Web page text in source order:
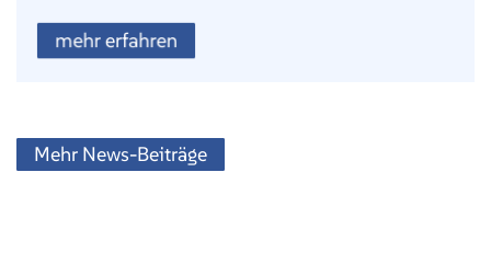
mehr erfahren
Mehr News-Beiträge